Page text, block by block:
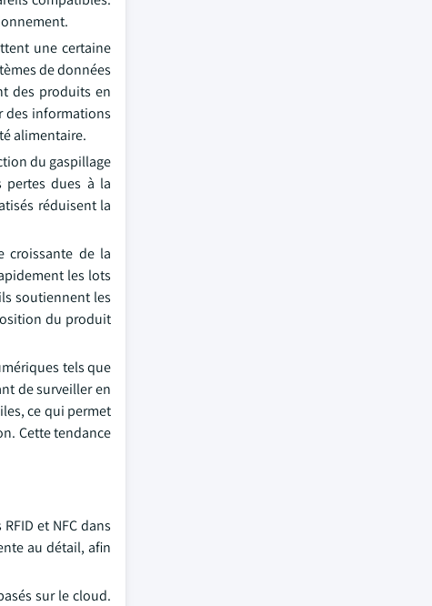
une certaine
de données
des produits en
des informations
alimentaire.
du gaspillage
pertes dues à la
réduisent la
croissante de la
les lots
soutiennent les
du produit
tels que
de surveiller en
ce qui permet
Cette tendance
et NFC dans
au détail, afin
sur le cloud.